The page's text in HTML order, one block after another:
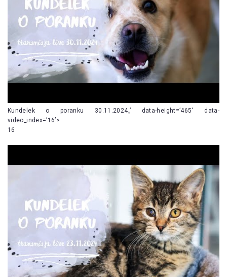
Kundelek o poranku 30.11.2024„’ data-height=’465′ data-
video_index=’16’>
16